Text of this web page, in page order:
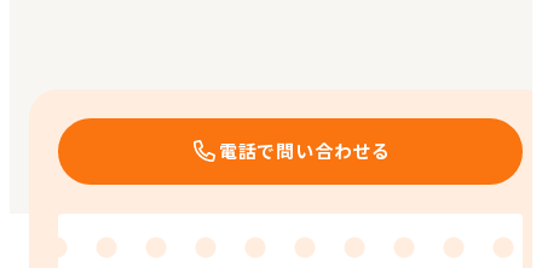
電話で問い合わせる